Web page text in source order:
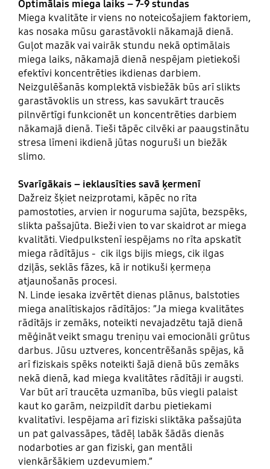
Optimālais miega laiks – 7-9 stundas
Miega kvalitāte ir viens no noteicošajiem faktoriem,
kas nosaka mūsu garastāvokli nākamajā dienā.
Guļot mazāk vai vairāk stundu nekā optimālais
miega laiks, nākamajā dienā nespējam pietiekoši
efektīvi koncentrēties ikdienas darbiem.
Neizgulēšanās komplektā visbiežāk būs arī slikts
garastāvoklis un stress, kas savukārt traucēs
pilnvērtīgi funkcionēt un koncentrēties darbiem
nākamajā dienā. Tieši tāpēc cilvēki ar paaugstinātu
stresa līmeni ikdienā jūtas noguruši un biežāk
slimo.
Svarīgākais – ieklausīties savā ķermenī
Dažreiz šķiet neizprotami, kāpēc no rīta
pamostoties, arvien ir noguruma sajūta, bezspēks,
slikta pašsajūta. Bieži vien to var skaidrot ar miega
kvalitāti. Viedpulkstenī iespējams no rīta apskatīt
miega rādītājus - cik ilgs bijis miegs, cik ilgas
dziļās, seklās fāzes, kā ir notikuši ķermeņa
atjaunošanās procesi.
N. Linde iesaka izvērtēt dienas plānus, balstoties
miega analītiskajos rādītājos: ”Ja miega kvalitātes
rādītājs ir zemāks, noteikti nevajadzētu tajā dienā
mēģināt veikt smagu treniņu vai emocionāli grūtus
darbus. Jūsu uztveres, koncentrēšanās spējas, kā
arī fiziskais spēks noteikti šajā dienā būs zemāks
nekā dienā, kad miega kvalitātes rādītāji ir augsti.
Var būt arī traucēta uzmanība, būs viegli palaist
kaut ko garām, neizpildīt darbu pietiekami
kvalitatīvi. Iespējama arī fiziski sliktāka pašsajūta
un pat galvassāpes, tādēļ labāk šādās dienās
nodarboties ar gan fiziski, gan mentāli
vienkāršākiem uzdevumiem.”